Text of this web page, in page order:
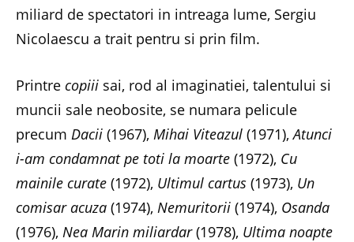
miliard de spectatori in intreaga lume, Sergiu
Nicolaescu a trait pentru si prin film.
Printre copiii sai, rod al imaginatiei, talentului si
muncii sale neobosite, se numara pelicule
precum Dacii (1967), Mihai Viteazul (1971),Atunci
i-am condamnat pe toti la moarte (1972), Cu
mainile curate (1972), Ultimul cartus (1973), Un
comisar acuza (1974), Nemuritorii (1974), Osanda
(1976), Nea Marin miliardar(1978), Ultima noapte